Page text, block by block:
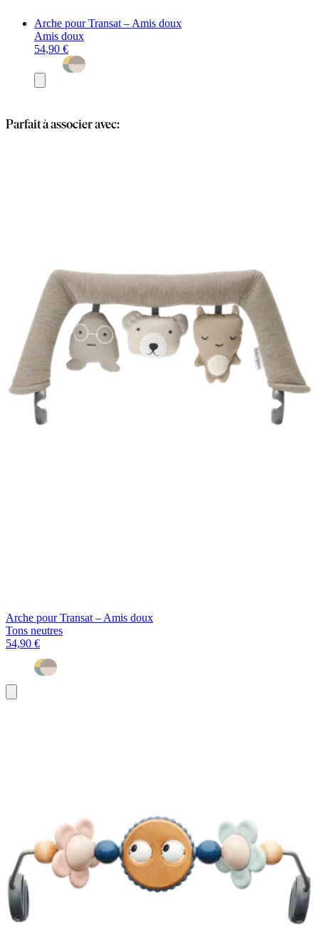
Arche pour Transat – Amis doux
Amis doux
54,90 €
au
Parfait à associer avec:
Arche pour Transat – Amis doux
Tons neutres
54,90 €
au